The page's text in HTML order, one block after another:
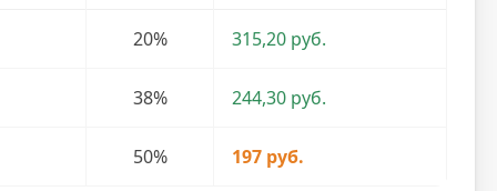
20% 315,20 руб.
38% 244,30 руб.
50% 197 руб.